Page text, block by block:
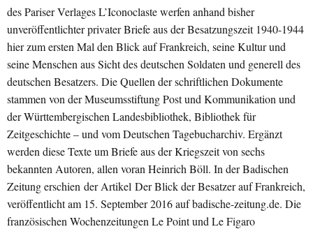
des Pariser Verlages L’Iconoclaste werfen anhand bisher
unveröffentlichter privater Briefe aus der Besatzungszeit 1940-1944
hier zum ersten Mal den Blick auf Frankreich, seine Kultur und
seine Menschen aus Sicht des deutschen Soldaten und generell des
deutschen Besatzers. Die Quellen der schriftlichen Dokumente
stammen von der Museumsstiftung Post und Kommunikation und
der Württembergischen Landesbibliothek, Bibliothek für
Zeitgeschichte – und vom Deutschen Tagebucharchiv. Ergänzt
werden diese Texte um Briefe aus der Kriegszeit von sechs
bekannten Autoren, allen voran Heinrich Böll. In der Badischen
Zeitung erschien der Artikel Der Blick der Besatzer auf Frankreich,
veröffentlicht am 15. September 2016 auf badische-zeitung.de. Die
französischen Wochenzeitungen Le Point und Le Figaro